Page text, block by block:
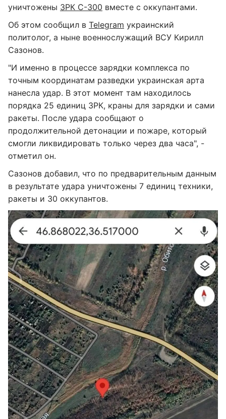
уничтожены ЗРК С-300 вместе с оккупантами.
Об этом сообщил в Telegram украинский
политолог, а ныне военнослужащий ВСУ Кирилл
Сазонов.
"И именно в процессе зарядки комплекса по
точным координатам разведки украинская арта
нанесла удар. В этот момент там находилось
порядка 25 единиц ЗРК, краны для зарядки и сами
ракеты. После удара сообщают о
продолжительной детонации и пожаре, который
смогли ликвидировать только через два часа", -
отметил он.
Сазонов добавил, что по предварительным данным
в результате удара уничтожены 7 единиц техники,
ракеты и 30 оккупантов.